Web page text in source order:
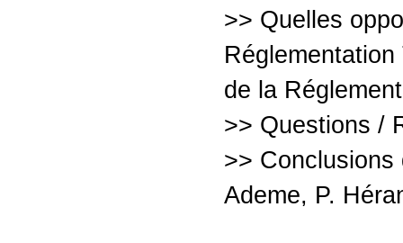
>> Quelles
de la
>> Questions /
>>
Ademe, P.